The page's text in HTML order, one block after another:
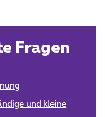
Fragen
und kleine